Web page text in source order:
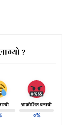
?
आक्रोशित बनायो
०%